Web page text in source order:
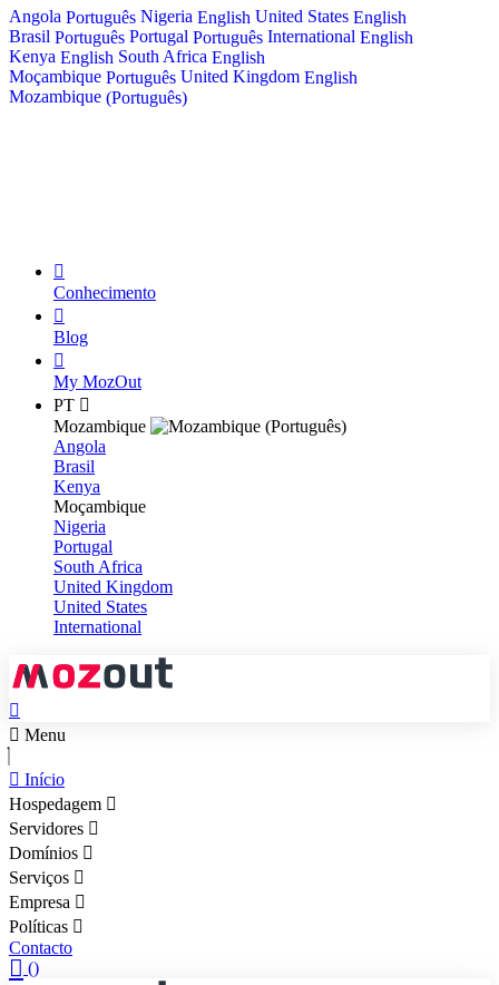
Angola Português Nigeria English United States English
Brasil Português Portugal Português International English
Kenya English South Africa English
Moçambique Português United Kingdom English
Mozambique (Português)
Conhecimento
Blog
My MozOut
PT
Mozambique
Angola
Brasil
Kenya
Moçambique
Nigeria
Portugal
South Africa
United Kingdom
United States
International
Menu
Início
Hospedagem
Servidores
Domínios
Serviços
Empresa
Políticas
Contacto
()